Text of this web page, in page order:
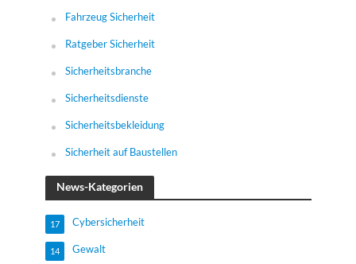
Fahrzeug Sicherheit
Ratgeber Sicherheit
Sicherheitsbranche
Sicherheitsdienste
Sicherheitsbekleidung
Sicherheit auf Baustellen
News-Kategorien
Cybersicherheit
17
Gewalt
14